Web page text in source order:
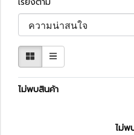
ไม่พบสินค้า
ไม่พ